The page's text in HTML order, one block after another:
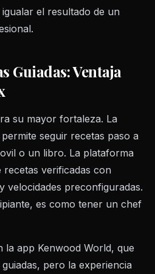
el resultado de un
Guiadas: Ventaja
su mayor fortaleza. La
seguir recetas paso a
o un libro. La plataforma
recetas verificadas con
velocidades preconfiguradas.
es como tener un chef
la app Kenwood World, que
pero la experiencia